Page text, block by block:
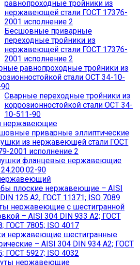
равнопроходные тройники из
нержавеющей стали ГОСТ 17376-
2001 исполнение 2
Бесшовные приварные
переходные тройники из
нержавеющей стали ГОСТ 17376-
2001 исполнение 2
равнопроходные тройники из
стали ОСТ 34-10-
Сварные переходные тройники из
коррозионностойкой стали ОСТ 34-
10-511-90
нержавеющие
приварные эллиптические
из нержавеющей стали ГОСТ
2001 исполнение 2
фланцевые нержавеющие
90
плоские нержавеющие – AISI
125 A2; ГОСТ 11371; ISO 7089
нержавеющие с шестигранной
– AISI 304 DIN 933 A2; ГОСТ
ГОСТ 7805; ISO 4017
нержавеющие шестигранные
– AISI 304 DIN 934 А2; ГОСТ
ГОСТ 5927; ISO 4032
нержавеющие